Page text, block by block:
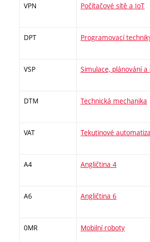
VPN Počítačové sítě a IoT
DPT Programovací
VSP Simulace, plánování
DTM Technická mechanika
VAT Tekutinové
A4 Angličtina 4
A6 Angličtina 6
0MR Mobilní roboty